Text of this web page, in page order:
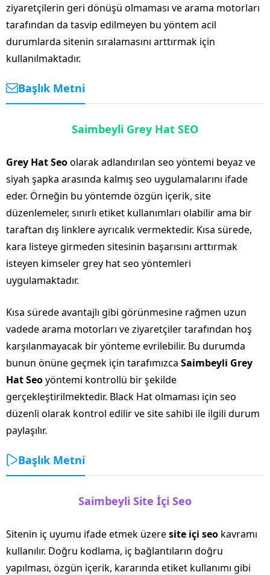
ziyaretçilerin geri dönüşü olmaması ve arama motorları
tarafından da tasvip edilmeyen bu yöntem acil
durumlarda sitenin sıralamasını arttırmak için
kullanılmaktadır.
Başlık Metni
Saimbeyli Grey Hat SEO
Grey Hat Seoolarak adlandırılan seo yöntemi beyaz ve
siyah şapka arasında kalmış seo uygulamalarını ifade
eder. Örneğin bu yöntemde özgün içerik, site
düzenlemeler, sınırlı etiket kullanımları olabilir ama bir
taraftan dış linklere ayrıcalık vermektedir. Kısa sürede,
kara listeye girmeden sitesinin başarısını arttırmak
isteyen kimseler grey hat seo yöntemleri
uygulamaktadır.
Kısa sürede avantajlı gibi görünmesine rağmen uzun
vadede arama motorları ve ziyaretçiler tarafından hoş
karşılanmayacak bir yönteme evrilebilir. Bu durumda
bunun önüne geçmek için tarafımızca Saimbeyli Grey
Hat Seoyöntemi kontrollü bir şekilde
gerçekleştirilmektedir. Black Hat olmaması için seo
düzenli olarak kontrol edilir ve site sahibi ile ilgili durum
paylaşılır.
Başlık Metni
Saimbeyli Site İçi Seo
Sitenin iç uyumu ifade etmek üzeresite içi seo kavramı
kullanılır. Doğru kodlama, iç bağlantıların doğru
yapılması, özgün içerik, kararında etiket kullanımı gibi